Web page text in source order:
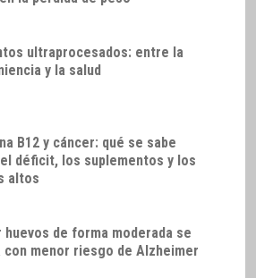
ultraprocesados: entre la
y la salud
B12 y cáncer: qué se sabe
déficit, los suplementos y los
altos
huevos de forma moderada se
con menor riesgo de Alzheimer